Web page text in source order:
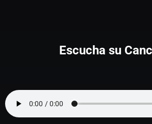
Escucha su